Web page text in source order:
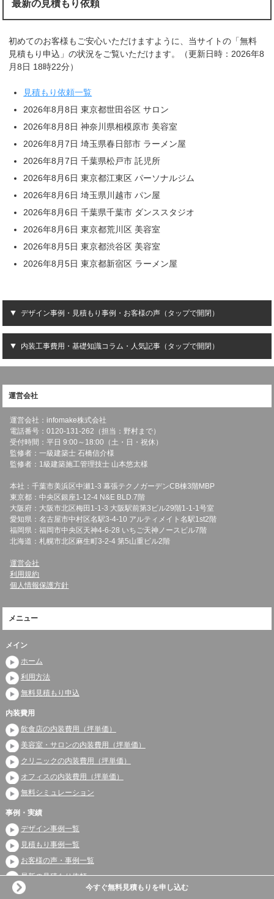
最新の見積もり依頼
初めてのお客様もご安心いただけますように、当サイトの「無料
見積もり申込」の状況をご覧いただけます。（更新日時：2026年8
月8日 18時22分）
見積もり依頼一覧
2026年8月8日 東京都世田谷区 サロン
2026年8月8日 神奈川県相模原市 美容室
2026年8月7日 埼玉県春日部市 ラーメン屋
2026年8月7日 千葉県松戸市 託児所
2026年8月6日 東京都江東区 パーソナルジム
2026年8月6日 埼玉県川越市 パン屋
2026年8月6日 千葉県千葉市 ダンススタジオ
2026年8月6日 東京都荒川区 美容室
2026年8月5日 東京都渋谷区 美容室
2026年8月5日 東京都新宿区 ラーメン屋
デザイン事例・見積もり事例・お客様の声（タップで開閉）
内装工事費用・基礎知識コラム・人気記事（タップで開閉）
運営会社
運営会社：infomake株式会社
電話番号：0120-131-262（担当：野村まで）
受付時間：平日 9:00～18:00（土・日・祝休）
監修者：一級建築士 石橋信介様
監修者：1級建築施工管理技士 山本悠太様
本社：千葉市美浜区中瀬1-3 幕張テクノガーデンCB棟3階MBP
東京都：中央区銀座1-12-4 N&E BLD.7階
大阪府：大阪市北区梅田1-1-3 大阪駅前第3ビル29階1-1-1号室
愛知県：名古屋市中村区名駅3-4-10 アルティメイト名駅1st2階
福岡県：福岡市中央区天神4-6-28 いちご天神ノースビル7階
北海道：札幌市北区麻生町3-2-4 第5山重ビル2階
運営会社
利用規約
個人情報保護方針
メニュー
メイン
ホーム
利用方法
無料見積もり申込
内装費用
飲食店の内装費用（坪単価）
美容室・サロンの内装費用（坪単価）
クリニックの内装費用（坪単価）
オフィスの内装費用（坪単価）
無料シミュレーション
事例・実績
デザイン事例一覧
見積もり事例一覧
お客様の声・事例一覧
最新の見積もり依頼
今すぐ無料見積もりを申し込む